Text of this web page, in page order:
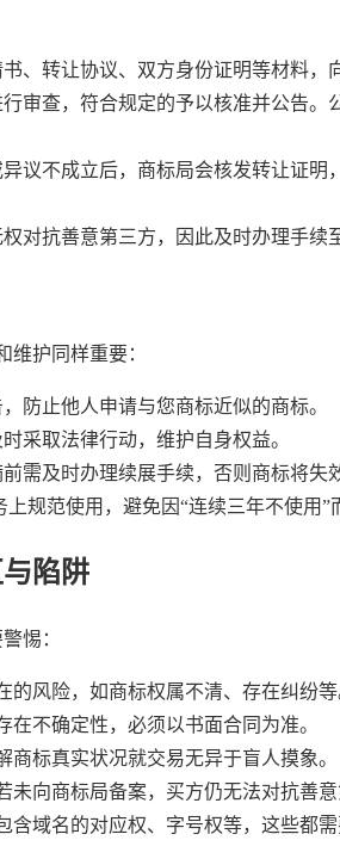
、转让协议、双方身份证明等材料，
审查，符合规定的予以核准并公告。
议不成立后，商标局会核发转让证明
对抗善意第三方，因此及时办理手续
护同样重要：
防止他人申请与您商标近似的商标。
采取法律行动，维护自身权益。
需及时办理续展手续，否则商标将失
规范使用，避免因“连续三年不使用”
陷阱
惕：
的风险，如商标权属不清、存在纠纷等
在不确定性，必须以书面合同为准。
商标真实状况就交易无异于盲人摸象。
未向商标局备案，买方仍无法对抗善意
含域名的对应权、字号权等，这些都需